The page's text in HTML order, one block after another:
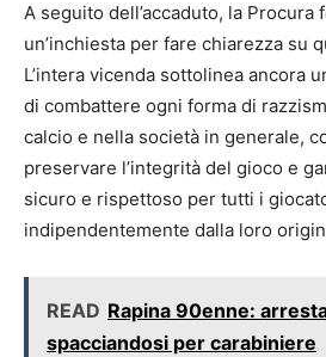
A seguito dell’accaduto, la Procura
un’inchiesta per fare chiarezza su
L’intera vicenda sottolinea ancora
di combattere ogni forma di
calcio e nella società in generale,
preservare l’integrità del gioco e
sicuro e rispettoso per tutti i
indipendentemente dalla loro
READ Rapina 90enne:
spacciandosi per carabiniere